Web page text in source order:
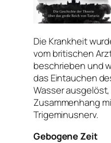
Die Krankheit
vom britischen
beschrieben und
das Eintauchen
Wasser
Zusammenhang
Trigeminusnerv.
Gebogene Zeit